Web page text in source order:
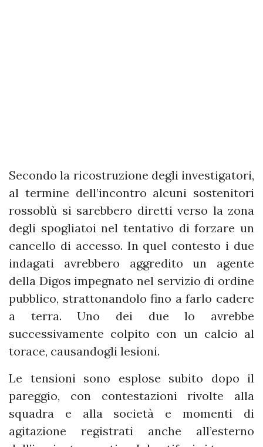
Secondo la ricostruzione degli investigatori,
al termine dell’incontro alcuni sostenitori
rossoblù si sarebbero diretti verso la zona
degli spogliatoi nel tentativo di forzare un
cancello di accesso. In quel contesto i due
indagati avrebbero aggredito un agente
della Digos impegnato nel servizio di ordine
pubblico, strattonandolo fino a farlo cadere
a terra. Uno dei due lo avrebbe
successivamente colpito con un calcio al
torace, causandogli lesioni.
Le tensioni sono esplose subito dopo il
pareggio, con contestazioni rivolte alla
squadra e alla società e momenti di
agitazione registrati anche all’esterno